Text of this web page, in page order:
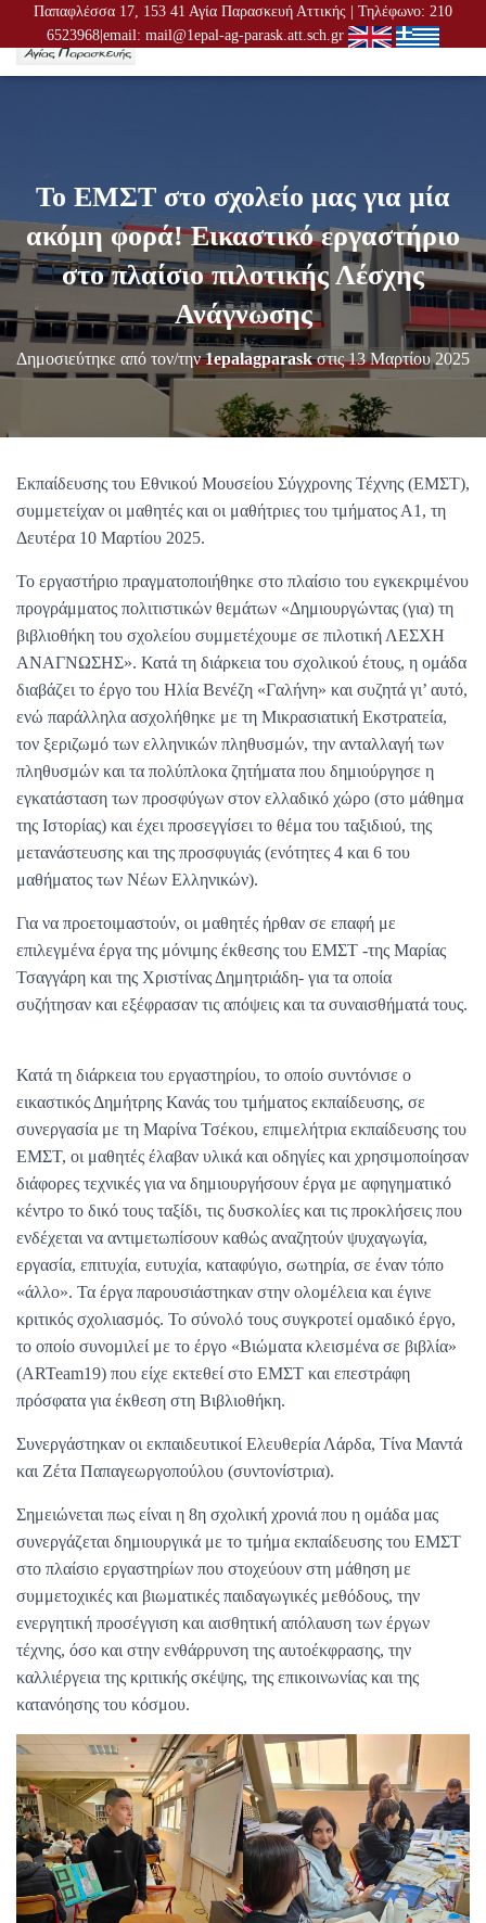
Παπαφλέσσα 17, 153 41 Αγία Παρασκευή Αττικής | Τηλέφωνο: 210
6523968|email: mail@1epal-ag-parask.att.sch.gr
Ν
Ή
Λ
Ο
Ή
Γ
Η
Η
Το ΕΜΣΤ στο σχολείο μας για μία
ακόμη φορά! Εικαστικό εργαστήριο
στο πλαίσιο πιλοτικής Λέσχης
Ανάγνωσης
Δημοσιεύτηκε από τον/την1epalagparaskστις13 Μαρτίου 2025
Εκπαίδευσης του Εθνικού Μουσείου Σύγχρονης Τέχνης (ΕΜΣΤ),
συμμετείχαν οι μαθητές και οι μαθήτριες του τμήματος Α1, τη
Δευτέρα 10 Μαρτίου 2025.
Το εργαστήριο πραγματοποιήθηκε στο πλαίσιο του εγκεκριμένου
προγράμματος πολιτιστικών θεμάτων «Δημιουργώντας (για) τη
βιβλιοθήκη του σχολείου συμμετέχουμε σε πιλοτική ΛΕΣΧΗ
ΑΝΑΓΝΩΣΗΣ». Κατά τη διάρκεια του σχολικού έτους, η ομάδα
διαβάζει το έργο του Ηλία Βενέζη «Γαλήνη» και συζητά γι’ αυτό,
ενώ παράλληλα ασχολήθηκε με τη Μικρασιατική Εκστρατεία,
τον ξεριζωμό των ελληνικών πληθυσμών, την ανταλλαγή των
πληθυσμών και τα πολύπλοκα ζητήματα που δημιούργησε η
εγκατάσταση των προσφύγων στον ελλαδικό χώρο (στο μάθημα
της Ιστορίας) και έχει προσεγγίσει το θέμα του ταξιδιού, της
μετανάστευσης και της προσφυγιάς (ενότητες 4 και 6 του
μαθήματος των Νέων Ελληνικών).
Για να προετοιμαστούν, οι μαθητές ήρθαν σε επαφή με
επιλεγμένα έργα της μόνιμης έκθεσης του ΕΜΣΤ -της Μαρίας
Τσαγγάρη και της Χριστίνας Δημητριάδη- για τα οποία
συζήτησαν και εξέφρασαν τις απόψεις και τα συναισθήματά τους.
Κατά τη διάρκεια του εργαστηρίου, το οποίο συντόνισε ο
εικαστικός Δημήτρης Κανάς του τμήματος εκπαίδευσης, σε
συνεργασία με τη Μαρίνα Τσέκου, επιμελήτρια εκπαίδευσης του
ΕΜΣΤ, οι μαθητές έλαβαν υλικά και οδηγίες και χρησιμοποίησαν
διάφορες τεχνικές για να δημιουργήσουν έργα με αφηγηματικό
κέντρο το δικό τους ταξίδι, τις δυσκολίες και τις προκλήσεις που
ενδέχεται να αντιμετωπίσουν καθώς αναζητούν ψυχαγωγία,
εργασία, επιτυχία, ευτυχία, καταφύγιο, σωτηρία, σε έναν τόπο
«άλλο». Τα έργα παρουσιάστηκαν στην ολομέλεια και έγινε
κριτικός σχολιασμός. Το σύνολό τους συγκροτεί ομαδικό έργο,
το οποίο συνομιλεί με το έργο «Βιώματα κλεισμένα σε βιβλία»
(ARTeam19) που είχε εκτεθεί στο ΕΜΣΤ και επεστράφη
πρόσφατα για έκθεση στη Βιβλιοθήκη.
Συνεργάστηκαν οι εκπαιδευτικοί Ελευθερία Λάρδα, Τίνα Μαντά
και Ζέτα Παπαγεωργοπούλου (συντονίστρια).
Σημειώνεται πως είναι η 8η σχολική χρονιά που η ομάδα μας
συνεργάζεται δημιουργικά με το τμήμα εκπαίδευσης του ΕΜΣΤ
στο πλαίσιο εργαστηρίων που στοχεύουν στη μάθηση με
συμμετοχικές και βιωματικές παιδαγωγικές μεθόδους, την
ενεργητική προσέγγιση και αισθητική απόλαυση των έργων
τέχνης, όσο και στην ενθάρρυνση της αυτοέκφρασης, την
καλλιέργεια της κριτικής σκέψης, της επικοινωνίας και της
κατανόησης του κόσμου.